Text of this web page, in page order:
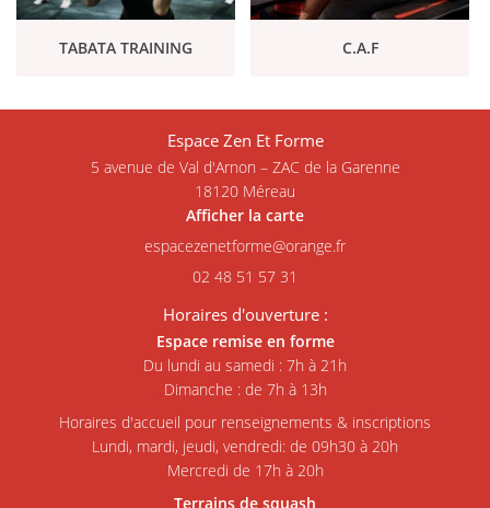
TABATA TRAINING C.A.F
Espace Zen Et Forme
5 avenue de Val d'Arnon – ZAC de la Garenne
18120 Méreau
Afficher la carte
02 48 51 57 31
Horaires d'ouverture :
Espace remise en forme
Du lundi au samedi : 7h à 21h
Dimanche : de 7h à 13h
Horaires d'accueil pour renseignements & inscriptions
Lundi, mardi, jeudi, vendredi: de 09h30 à 20h
Mercredi de 17h à 20h
Terrains de squash